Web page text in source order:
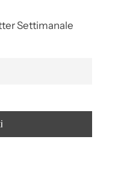
Settimanale